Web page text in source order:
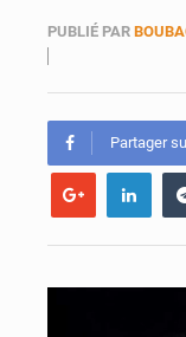
PUBLIÉ PAR
Partager